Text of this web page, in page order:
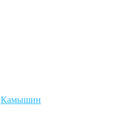
Камышин